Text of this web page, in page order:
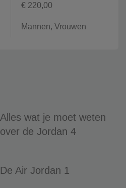
€ 220,00
Mannen, Vrouwen
Alles wat je moet weten
over de Jordan 4
De Air Jordan 1